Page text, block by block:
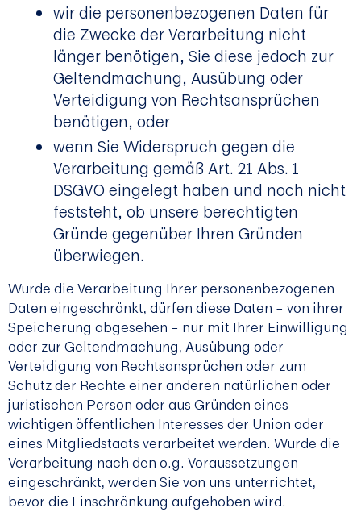
wir die personenbezogenen Daten für
die Zwecke der Verarbeitung nicht
länger benötigen, Sie diese jedoch zur
Geltendmachung, Ausübung oder
Verteidigung von Rechtsansprüchen
benötigen, oder
wenn Sie Widerspruch gegen die
Verarbeitung gemäß Art. 21 Abs. 1
DSGVO eingelegt haben und noch nicht
feststeht, ob unsere berechtigten
Gründe gegenüber Ihren Gründen
überwiegen.
Wurde die Verarbeitung Ihrer personenbezogenen
Daten eingeschränkt, dürfen diese Daten – von ihrer
Speicherung abgesehen – nur mit Ihrer Einwilligung
oder zur Geltendmachung, Ausübung oder
Verteidigung von Rechtsansprüchen oder zum
Schutz der Rechte einer anderen natürlichen oder
juristischen Person oder aus Gründen eines
wichtigen öffentlichen Interesses der Union oder
eines Mitgliedstaats verarbeitet werden. Wurde die
Verarbeitung nach den o.g. Voraussetzungen
eingeschränkt, werden Sie von uns unterrichtet,
bevor die Einschränkung aufgehoben wird.